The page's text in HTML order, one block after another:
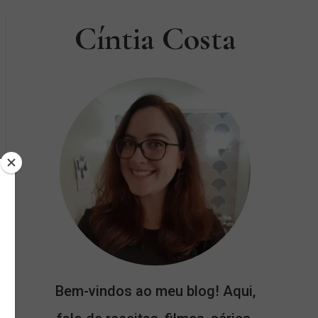
Cíntia Costa
Bem-vindos ao meu blog! Aqui,